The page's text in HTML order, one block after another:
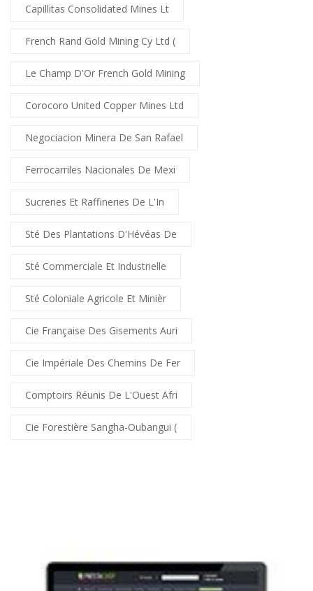
Capillitas Consolidated Mines Lt
French Rand Gold Mining Cy Ltd (
Le Champ D'Or French Gold Mining
Corocoro United Copper Mines Ltd
Negociacion Minera De San Rafael
Ferrocarriles Nacionales De Mexi
Sucreries Et Raffineries De L'In
Sté Des Plantations D'Hévéas De
Sté Commerciale Et Industrielle
Sté Coloniale Agricole Et Minièr
Cie Française Des Gisements Auri
Cie Impériale Des Chemins De Fer
Comptoirs Réunis De L'Ouest Afri
Cie Forestière Sangha-Oubangui (